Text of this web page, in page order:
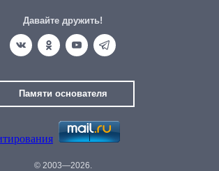
Давайте дружить!
Памяти основателя
© 2003—2026.